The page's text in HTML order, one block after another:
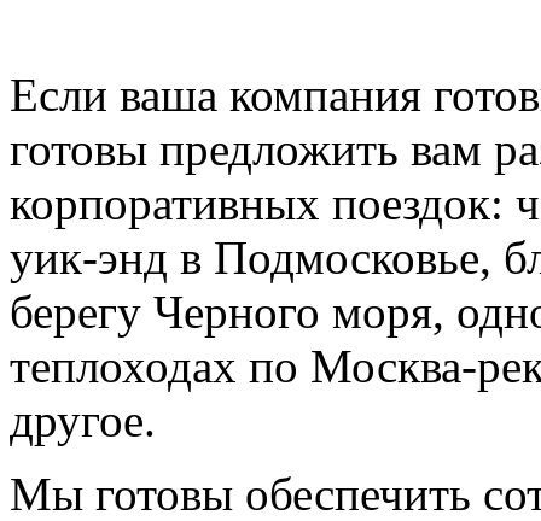
Если ваша компания
готовы предложить вам
корпоративных поездок:
уик-энд в Подмосковье,
берегу Черного моря,
теплоходах по Москва-
другое.
Мы готовы обеспечить